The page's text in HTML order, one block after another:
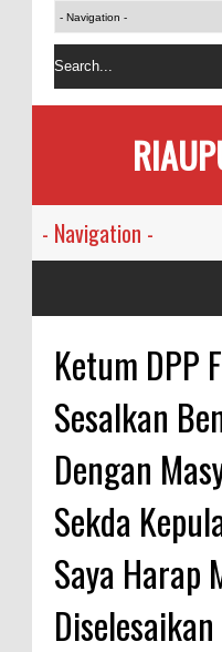
Ketum DPP
Sesalkan
Dengan
Sekda
Saya Harap